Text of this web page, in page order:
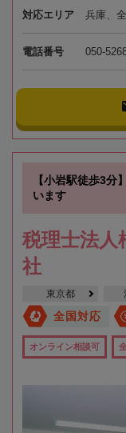
対応エリア 兵庫、
電話番号 050-
【小岩駅徒歩3分
います
税理士法人
社
東京都
全国対応
オンライン相談可